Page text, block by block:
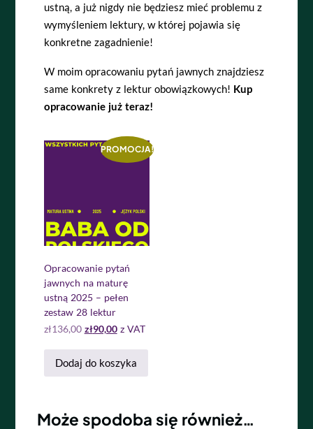
ustną, a już nigdy nie będziesz mieć problemu z
wymyśleniem lektury, w której pojawia się
konkretne zagadnienie!
W moim opracowaniu pytań jawnych znajdziesz
same konkrety z lektur obowiązkowych! Kup
opracowanie już teraz!
PROMOCJA!
Opracowanie pytań
jawnych na maturę
ustną 2025 – pełen
zestaw 28 lektur
zł136,00 zł90,00 z VAT
Dodaj do koszyka
Może spodoba się również…